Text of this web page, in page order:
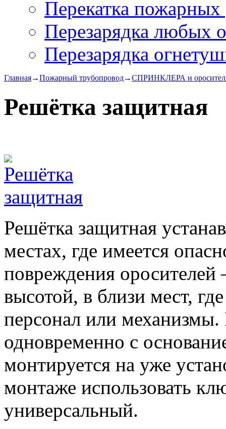
Перекатка пожарных
Перезарядка любых
Перезарядка
Главная→Пожарный трубопровод→СПРИНКЛЕРА и
Решётка защитная
Решётка защитная
местах, где имеется
повреждения
высотой, в близи мест,
персонал или
одновременно с
монтируется на уже
монтаже использовать
универсальный.